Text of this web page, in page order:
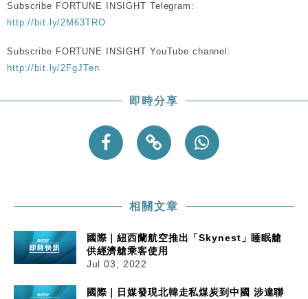
Subscribe FORTUNE INSIGHT Telegram:
http://bit.ly/2M63TRO
Subscribe FORTUNE INSIGHT YouTube channel:
http://bit.ly/2FgJTen
即時分享
相關文章
國際｜紐西蘭航空推出「Skynest」睡眠艙
供經濟艙乘客使用
Jul 03, 2022
國際｜日媒發現北韓走私煤炭到中國 涉違聯